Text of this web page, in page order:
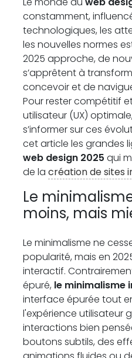
constamment,
technologiques, les
les nouvelles normes
2025 approche, de
s’apprêtent à
concevoir et de
Pour rester compétitif
utilisateur (UX)
s’informer sur ces
cet article les grandes
web design 2025 qui
de la création de sites
Le
moins, mais
Le minimalisme ne
popularité, mais en
interactif.
épuré, le minimalisme
interface épurée tout
l'expérience utilisateur
interactions bien
boutons subtils, des